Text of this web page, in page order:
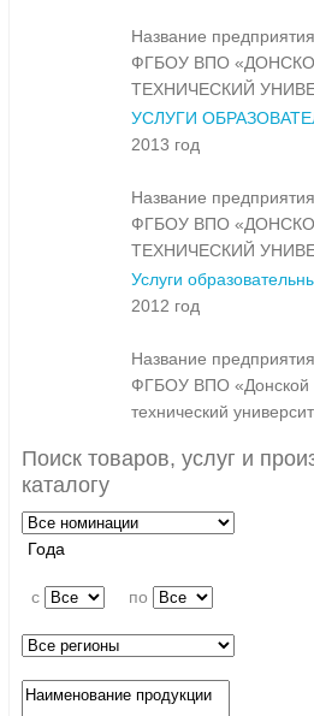
Название
ФГБОУ ВПО
ТЕХНИЧЕСКИЙ
УСЛУГИ
2013 год
Название
ФГБОУ ВПО
ТЕХНИЧЕСКИЙ
Услуги
2012 год
Название
ФГБОУ ВПО «Донской
технический
Поиск товаров, услуг и
каталогу
Года
c по